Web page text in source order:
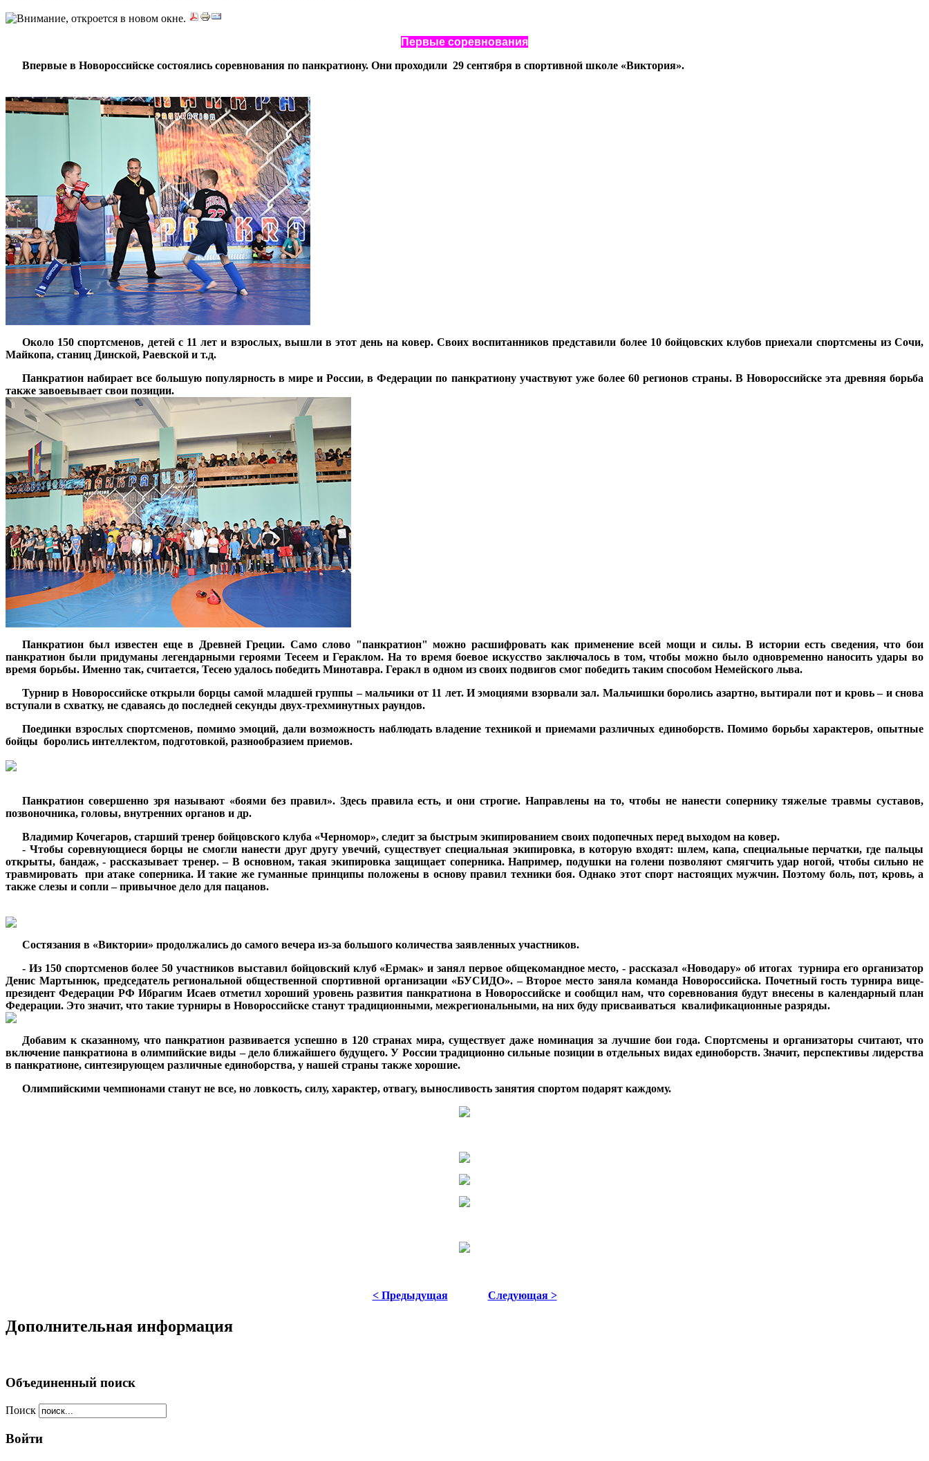
Первые соревнования
Впервые в Новороссийске состоялись соревнования по панкратиону. Они проходили 29 сентября в спортивной школе «Виктория».
Около 150 спортсменов, детей с 11 лет и взрослых, вышли в этот день на ковер. Своих воспитанников представили более 10 бойцовских клубов приехали спортсмены из Сочи,
Майкопа, станиц Динской, Раевской и т.д.
Панкратион набирает все большую популярность в мире и России, в Федерации по панкратиону участвуют уже более 60 регионов страны. В Новороссийске эта древняя борьба
также завоевывает свои позиции.
Панкратион был известен еще в Древней Греции. Само слово "панкратион" можно расшифровать как применение всей мощи и силы. В истории есть сведения, что бои
панкратион были придуманы легендарными героями Тесеем и Гераклом. На то время боевое искусство заключалось в том, чтобы можно было одновременно наносить удары во
время борьбы. Именно так, считается, Тесею удалось победить Минотавра. Геракл в одном из своих подвигов смог победить таким способом Немейского льва.
Турнир в Новороссийске открыли борцы самой младшей группы – мальчики от 11 лет. И эмоциями взорвали зал. Мальчишки боролись азартно, вытирали пот и кровь – и снова
вступали в схватку, не сдаваясь до последней секунды двух-трехминутных раундов.
Поединки взрослых спортсменов, помимо эмоций, дали возможность наблюдать владение техникой и приемами различных единоборств. Помимо борьбы характеров, опытные
бойцы боролись интеллектом, подготовкой, разнообразием приемов.
Панкратион совершенно зря называют «боями без правил». Здесь правила есть, и они строгие. Направлены на то, чтобы не нанести сопернику тяжелые травмы суставов,
позвоночника, головы, внутренних органов и др.
Владимир Кочегаров, старший тренер бойцовского клуба «Черномор», следит за быстрым экипированием своих подопечных перед выходом на ковер.
- Чтобы соревнующиеся борцы не смогли нанести друг другу увечий, существует специальная экипировка, в которую входят: шлем, капа, специальные перчатки, где пальцы
открыты, бандаж, - рассказывает тренер. – В основном, такая экипировка защищает соперника. Например, подушки на голени позволяют смягчить удар ногой, чтобы сильно не
травмировать при атаке соперника. И такие же гуманные принципы положены в основу правил техники боя. Однако этот спорт настоящих мужчин. Поэтому боль, пот, кровь, а
также слезы и сопли – привычное дело для пацанов.
Состязания в «Виктории» продолжались до самого вечера из-за большого количества заявленных участников.
- Из 150 спортсменов более 50 участников выставил бойцовский клуб «Ермак» и занял первое общекомандное место, - рассказал «Новодару» об итогах турнира его организатор
Денис Мартынюк, председатель региональной общественной спортивной организации «БУСИДО». – Второе место заняла команда Новороссийска. Почетный гость турнира вице-
президент Федерации РФ Ибрагим Исаев отметил хороший уровень развития панкратиона в Новороссийске и сообщил нам, что соревнования будут внесены в календарный план
Федерации. Это значит, что такие турниры в Новороссийске станут традиционными, межрегиональными, на них буду присваиваться квалификационные разряды.
Добавим к сказанному, что панкратион развивается успешно в 120 странах мира, существует даже номинация за лучшие бои года. Спортсмены и организаторы считают, что
включение панкратиона в олимпийские виды – дело ближайшего будущего. У России традиционно сильные позиции в отдельных видах единоборств. Значит, перспективы лидерства
в панкратионе, синтезирующем различные единоборства, у нашей страны также хорошие.
Олимпийскими чемпионами станут не все, но ловкость, силу, характер, отвагу, выносливость занятия спортом подарят каждому.
< Предыдущая Следующая >
Дополнительная информация
Объединенный поиск
Поиск
Войти